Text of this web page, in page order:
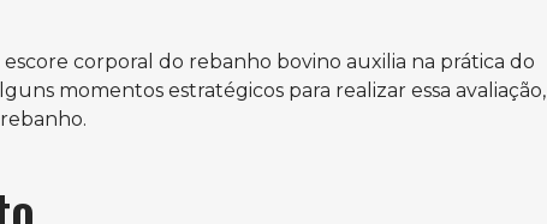
corporal do rebanho bovino auxilia na prática do
momentos estratégicos para realizar essa avaliação,